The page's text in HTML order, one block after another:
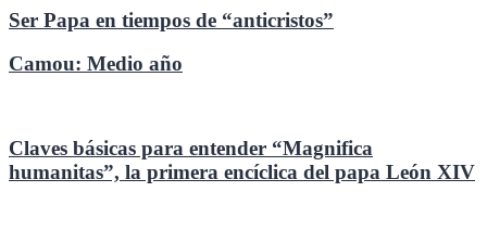
Ser Papa en tiempos de “anticristos”
Camou: Medio año
Claves básicas para entender “Magnifica
humanitas”, la primera encíclica del papa León XIV